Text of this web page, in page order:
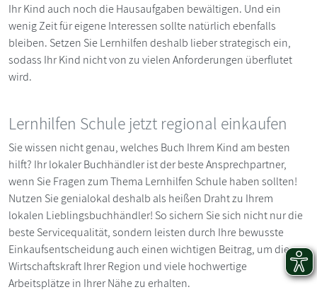
Ihr Kind auch noch die Hausaufgaben bewältigen. Und ein
wenig Zeit für eigene Interessen sollte natürlich ebenfalls
bleiben. Setzen Sie Lernhilfen deshalb lieber strategisch ein,
sodass Ihr Kind nicht von zu vielen Anforderungen überflutet
wird.
Lernhilfen Schule jetzt regional einkaufen
Sie wissen nicht genau, welches Buch Ihrem Kind am besten
hilft? Ihr lokaler Buchhändler ist der beste Ansprechpartner,
wenn Sie Fragen zum Thema Lernhilfen Schule haben sollten!
Nutzen Sie genialokal deshalb als heißen Draht zu Ihrem
lokalen Lieblingsbuchhändler! So sichern Sie sich nicht nur die
beste Servicequalität, sondern leisten durch Ihre bewusste
Einkaufsentscheidung auch einen wichtigen Beitrag, um die
Wirtschaftskraft Ihrer Region und viele hochwertige
Arbeitsplätze in Ihrer Nähe zu erhalten.